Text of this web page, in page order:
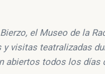
el Museo de la
visitas teatralizadas
abiertos todos los